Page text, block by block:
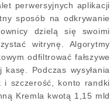
perwersyjnych aplikacji
sposób na odkrywanie
dzielą się swoimi
witrynę. Algorytmy
odfiltrować fałszywe
Podczas wysyłania
i szczerość, konto randki
Kremla kwotą 1,15 mld